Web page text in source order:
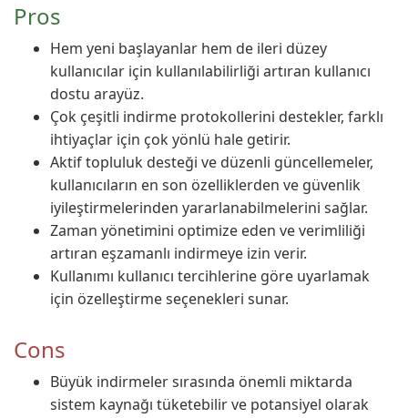
Pros
Hem yeni başlayanlar hem de ileri düzey
kullanıcılar için kullanılabilirliği artıran kullanıcı
dostu arayüz.
Çok çeşitli indirme protokollerini destekler, farklı
ihtiyaçlar için çok yönlü hale getirir.
Aktif topluluk desteği ve düzenli güncellemeler,
kullanıcıların en son özelliklerden ve güvenlik
iyileştirmelerinden yararlanabilmelerini sağlar.
Zaman yönetimini optimize eden ve verimliliği
artıran eşzamanlı indirmeye izin verir.
Kullanımı kullanıcı tercihlerine göre uyarlamak
için özelleştirme seçenekleri sunar.
Cons
Büyük indirmeler sırasında önemli miktarda
sistem kaynağı tüketebilir ve potansiyel olarak